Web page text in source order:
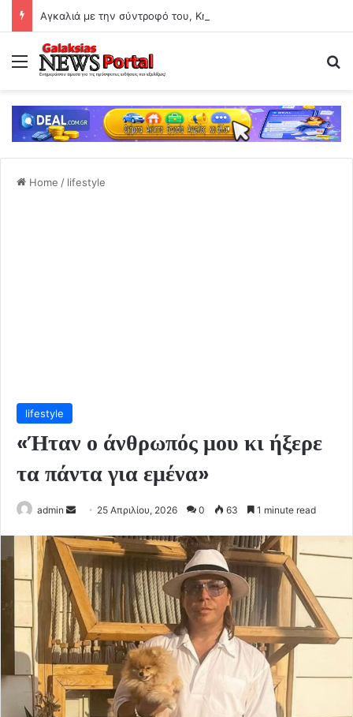
Menu
Home / lifestyle
lifestyle
«Ήταν ο άνθρωπός μου κι ήξερε
τα πάντα για εμένα»
admin
Send
email
25 Απριλίου, 2026 0 63 1 minute read